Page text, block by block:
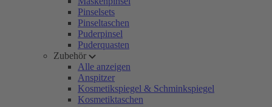
Pinselsets
Pinseltaschen
Puderpinsel
Puderquasten
Zubehör
Alle anzeigen
Anspitzer
Kosmetikspiegel & Schminkspiegel
Kosmetiktaschen